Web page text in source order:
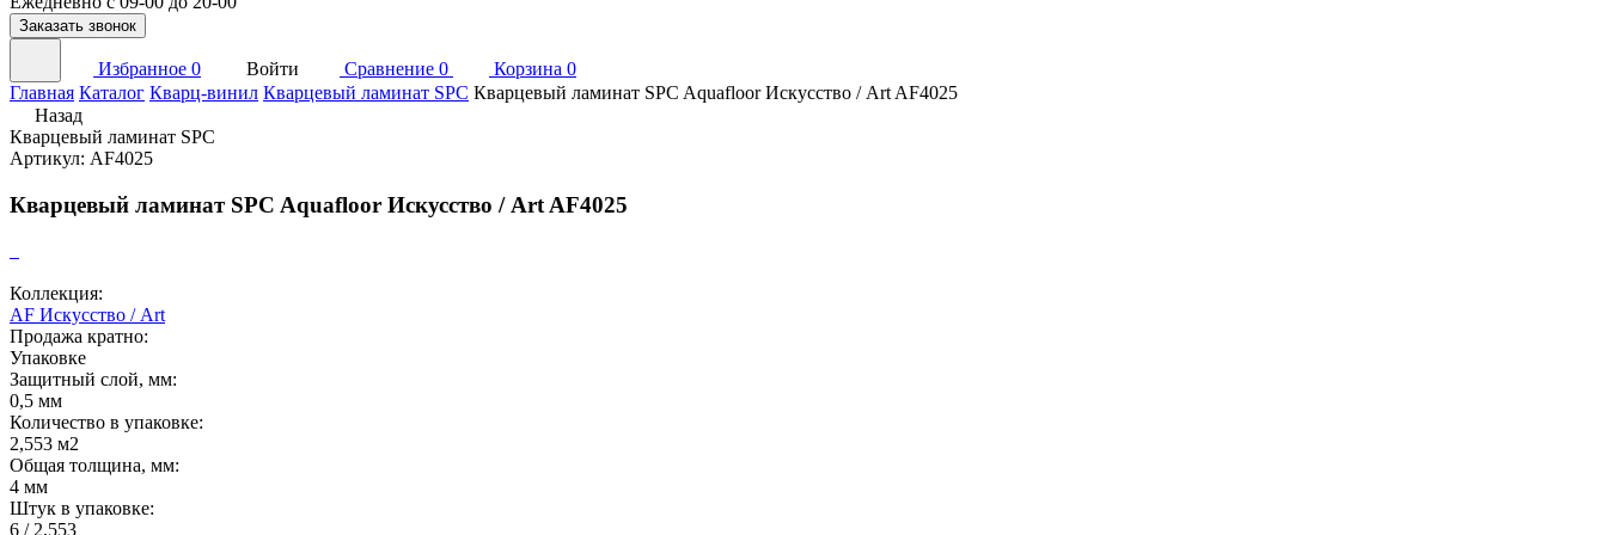
Заказать звонок
Избранное 0 Войти Сравнение 0 Корзина 0
Главная Каталог Кварц-винил Кварцевый ламинат SPC Кварцевый ламинат SPC Aquafloor Искусство / Art AF4025
Назад
Кварцевый ламинат SPC
Артикул: AF4025
Кварцевый ламинат SPC Aquafloor Искусство / Art AF4025
Коллекция:
AF Искусство / Art
Продажа кратно:
Упаковке
Защитный слой, мм:
0,5 мм
Количество в упаковке:
2,553 м2
Общая толщина, мм:
4 мм
Штук в упаковке:
6 / 2,553